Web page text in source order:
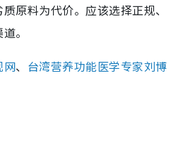
原料为代价。应该选择正规、
。
网、 台湾营养功能医学专家刘博